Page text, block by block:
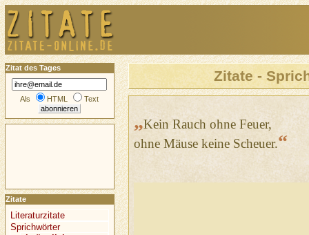
Zitate -
„Kein Rauch ohne Feuer,
ohne Mäuse keine Scheuer.“
Zitat des Tages
Als HTML Text
Zitate
Literaturzitate
Sprichwörter